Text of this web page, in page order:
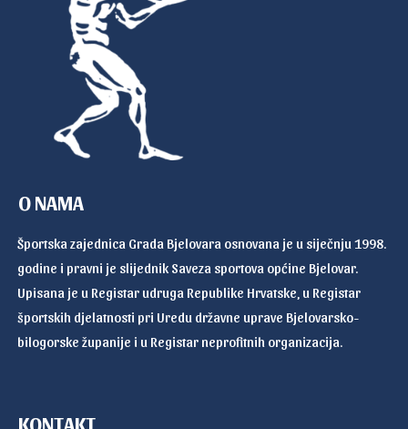
O NAMA
Športska zajednica Grada Bjelovara osnovana je u siječnju 1998.
godine i pravni je slijednik Saveza sportova općine Bjelovar.
Upisana je u Registar udruga Republike Hrvatske, u Registar
športskih djelatnosti pri Uredu državne uprave Bjelovarsko-
bilogorske županije i u Registar neprofitnih organizacija.
KONTAKT